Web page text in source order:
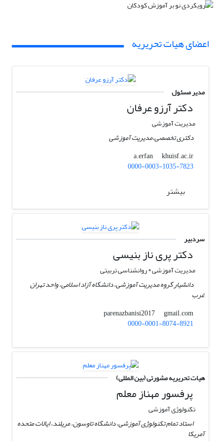
اعضای هیات تحریریه
مدیر مسئول
دکتر آرزو عرفان
مدیریت آموزشی
دکتری تخصصی،مدیریت آموزشی
a.erfan
khuisf.ac.ir
0000-0003-1035-7823
بیشتر
سردبیر
دکتر پری ناز بنیسی
مدیریت آموزشی * روانشناسی تربیتی
دانشیار گروه مدیریت آموزشی، دانشگاه آزاد اسلامی، واحد تهران
غرب
parenazbanisi2017
gmail.com
0000-0001-8074-8921
هیات تحریریه مشورتی (بین المللی)
پرفسور مهناز معلم
تکنولوژی آموزشی
استاد تمام تکنولوژی آموزشی، دانشگاه تاوسون، مریلند، ایالات متحده
آمریکا